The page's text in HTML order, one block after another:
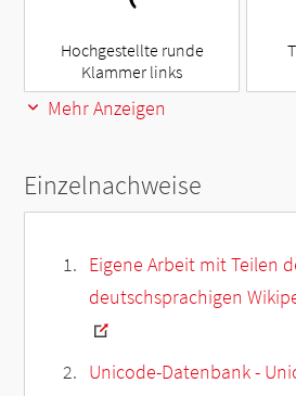
Hochgestellte runde
Klammer links
Mehr Anzeigen
Einzelnachweise
Eigene Arbeit mit Teilen
deutschsprachigen
Unicode-Datenbank -